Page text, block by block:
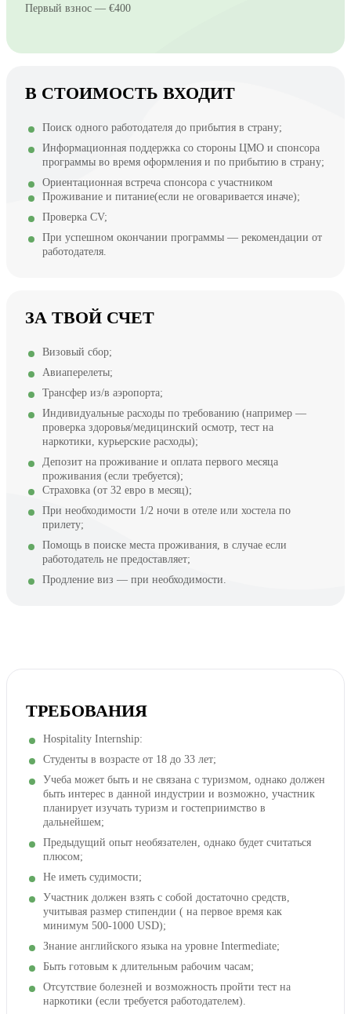
Первый взнос — €400
В СТОИМОСТЬ ВХОДИТ
Поиск одного работодателя до прибытия в страну;
Информационная поддержка со стороны ЦМО и спонсора
программы во время оформления и по прибытию в страну;
Ориентационная встреча спонсора с участником
Проживание и питание(если не оговаривается иначе);
Проверка CV;
При успешном окончании программы — рекомендации от
работодателя.
ЗА ТВОЙ СЧЕТ
Визовый сбор;
Авиаперелеты;
Трансфер из/в аэропорта;
Индивидуальные расходы по требованию (например —
проверка здоровья/медицинский осмотр, тест на
наркотики, курьерские расходы);
Депозит на проживание и оплата первого месяца
проживания (если требуется);
Страховка (от 32 евро в месяц);
При необходимости 1/2 ночи в отеле или хостела по
прилету;
Помощь в поиске места проживания, в случае если
работодатель не предоставляет;
Продление виз — при необходимости.
ТРЕБОВАНИЯ
Hospitality Internship:
Студенты в возрасте от 18 до 33 лет;
Учеба может быть и не связана с туризмом, однако должен
быть интерес в данной индустрии и возможно, участник
планирует изучать туризм и гостеприимство в
дальнейшем;
Предыдущий опыт необязателен, однако будет считаться
плюсом;
Не иметь судимости;
Участник должен взять с собой достаточно средств,
учитывая размер стипендии ( на первое время как
минимум 500-1000 USD);
Знание английского языка на уровне Intermediate;
Быть готовым к длительным рабочим часам;
Отсутствие болезней и возможность пройти тест на
наркотики (если требуется работодателем).